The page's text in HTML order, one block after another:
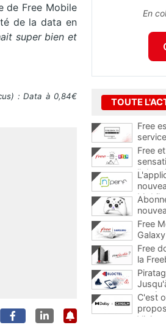
de Free Mobile
de la data en
super bien et
: Data à 0,84€
En
TOUTE
Free
Free
Free
Free
la
C'est
Vision